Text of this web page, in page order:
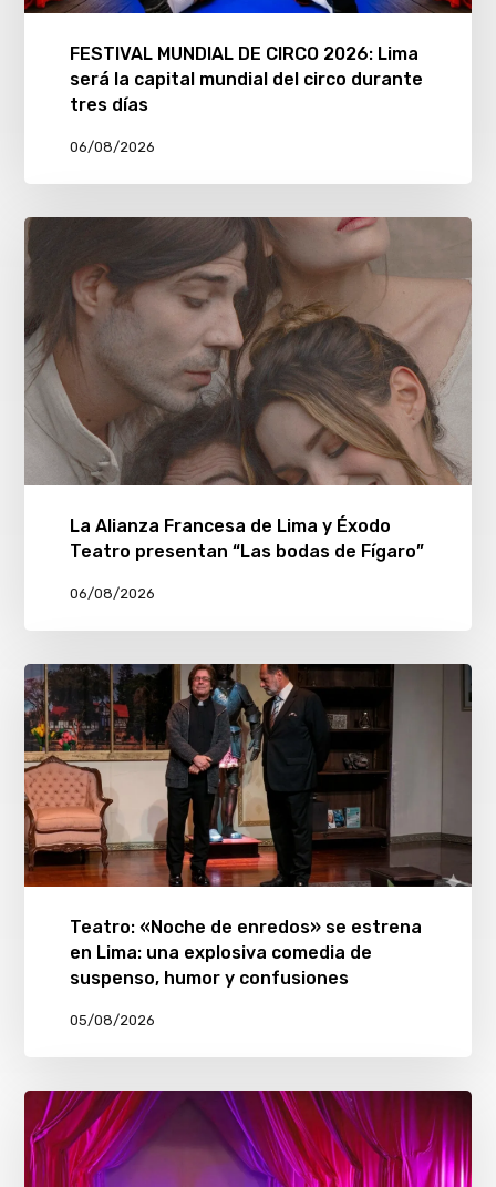
FESTIVAL MUNDIAL DE CIRCO 2026: Lima
será la capital mundial del circo durante
tres días
06/08/2026
La Alianza Francesa de Lima y Éxodo
Teatro presentan “Las bodas de Fígaro”
06/08/2026
Teatro: «Noche de enredos» se estrena
en Lima: una explosiva comedia de
suspenso, humor y confusiones
05/08/2026